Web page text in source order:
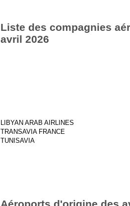
Liste des compagnies
avril 2026
LIBYAN ARAB AIRLINES
TRANSAVIA FRANCE
TUNISAVIA